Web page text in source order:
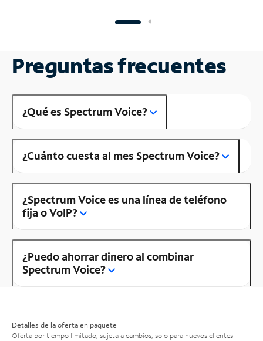
Preguntas frecuentes
¿Qué es Spectrum Voice?
¿Cuánto cuesta al mes Spectrum Voice?
¿Spectrum Voice es una línea de teléfono
fija o VoIP?
¿Puedo ahorrar dinero al combinar
Spectrum Voice?
Detalles de la oferta en paquete
Oferta por tiempo limitado; sujeta a cambios; solo para nuevos clientes